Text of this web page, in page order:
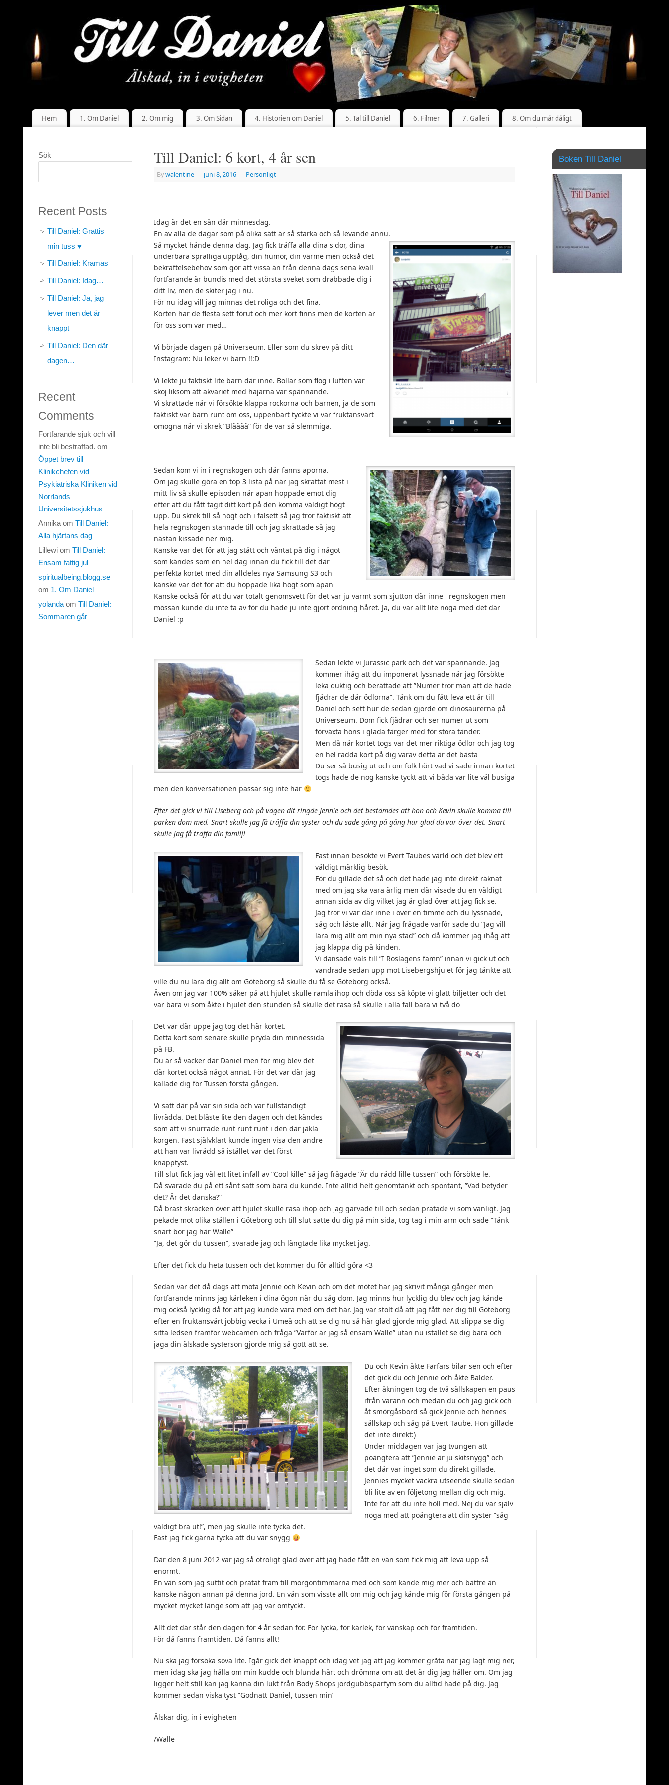
Hem 1. Om Daniel 2. Om mig 3. Om Sidan 4. Historien om Daniel 5. Tal till Daniel 6. Filmer 7. Galleri 8. Om du mår dåligt
Till Daniel: 6 kort, 4 år sen
Bywalentine | juni 8, 2016 | Personligt
Idag är det en sån där minnesdag.
En av alla de dagar som på olika sätt är så starka och så levande ännu.
Så mycket hände denna dag. Jag fick träffa alla dina sidor, dina
underbara spralliga upptåg, din humor, din värme men också det
bekräftelsebehov som gör att vissa än från denna dags sena kväll
fortfarande är bundis med det största sveket som drabbade dig i
ditt liv, men de skiter jag i nu.
För nu idag vill jag minnas det roliga och det fina.
Korten har de flesta sett förut och mer kort finns men de korten är
för oss som var med…
Vi började dagen på Universeum. Eller som du skrev på ditt
Instagram: Nu leker vi barn !!:D
Vi lekte ju faktiskt lite barn där inne. Bollar som flög i luften var
skoj liksom att akvariet med hajarna var spännande.
Vi skrattade när vi försökte klappa rockorna och barnen, ja de som
faktiskt var barn runt om oss, uppenbart tyckte vi var fruktansvärt
omogna när vi skrek ”Blääää” för de var så slemmiga.
Sedan kom vi in i regnskogen och där fanns aporna.
Om jag skulle göra en top 3 lista på när jag skrattat mest i
mitt liv så skulle episoden när apan hoppade emot dig
efter att du fått tagit ditt kort på den komma väldigt högt
upp. Du skrek till så högt och i falsett så jag tror faktiskt att
hela regnskogen stannade till och jag skrattade så jag
nästan kissade ner mig.
Kanske var det för att jag stått och väntat på dig i något
som kändes som en hel dag innan du fick till det där
perfekta kortet med din alldeles nya Samsung S3 och
kanske var det för att du hoppade lika högt som apan.
Kanske också för att du var totalt genomsvett för det var ju varmt som sjutton där inne i regnskogen men
mössan kunde du inte ta av för du hade ju inte gjort ordning håret. Ja, du var allt lite noga med det där
Daniel :p
Sedan lekte vi Jurassic park och det var spännande. Jag
kommer ihåg att du imponerat lyssnade när jag försökte
leka duktig och berättade att ”Numer tror man att de hade
fjädrar de där ödlorna”. Tänk om du fått leva ett år till
Daniel och sett hur de sedan gjorde om dinosaurerna på
Universeum. Dom fick fjädrar och ser numer ut som
förväxta höns i glada färger med för stora tänder.
Men då när kortet togs var det mer riktiga ödlor och jag tog
en hel radda kort på dig varav detta är det bästa
Du ser så busig ut och om folk hört vad vi sade innan kortet
togs hade de nog kanske tyckt att vi båda var lite väl busiga
men den konversationen passar sig inte här
Efter det gick vi till Liseberg och på vägen dit ringde Jennie och det bestämdes att hon och Kevin skulle komma till
parken dom med. Snart skulle jag få träffa din syster och du sade gång på gång hur glad du var över det. Snart
skulle jag få träffa din familj!
Fast innan besökte vi Evert Taubes värld och det blev ett
väldigt märklig besök.
För du gillade det så och det hade jag inte direkt räknat
med om jag ska vara ärlig men där visade du en väldigt
annan sida av dig vilket jag är glad över att jag fick se.
Jag tror vi var där inne i över en timme och du lyssnade,
såg och läste allt. När jag frågade varför sade du ”Jag vill
lära mig allt om min nya stad” och då kommer jag ihåg att
jag klappa dig på kinden.
Vi dansade vals till ”I Roslagens famn” innan vi gick ut och
vandrade sedan upp mot Lisebergshjulet för jag tänkte att
ville du nu lära dig allt om Göteborg så skulle du få se Göteborg också.
Även om jag var 100% säker på att hjulet skulle ramla ihop och döda oss så köpte vi glatt biljetter och det
var bara vi som åkte i hjulet den stunden så skulle det rasa så skulle i alla fall bara vi två dö
Det var där uppe jag tog det här kortet.
Detta kort som senare skulle pryda din minnessida
på FB.
Du är så vacker där Daniel men för mig blev det
där kortet också något annat. För det var där jag
kallade dig för Tussen första gången.
Vi satt där på var sin sida och var fullständigt
livrädda. Det blåste lite den dagen och det kändes
som att vi snurrade runt runt runt i den där jäkla
korgen. Fast självklart kunde ingen visa den andre
att han var livrädd så istället var det först
knäpptyst.
Till slut fick jag väl ett litet infall av ”Cool kille” så jag frågade ”Är du rädd lille tussen” och försökte le.
Då svarade du på ett sånt sätt som bara du kunde. Inte alltid helt genomtänkt och spontant, ”Vad betyder
det? Är det danska?”
Då brast skräcken över att hjulet skulle rasa ihop och jag garvade till och sedan pratade vi som vanligt. Jag
pekade mot olika ställen i Göteborg och till slut satte du dig på min sida, tog tag i min arm och sade ”Tänk
snart bor jag här Walle”
”Ja, det gör du tussen”, svarade jag och längtade lika mycket jag.
Efter det fick du heta tussen och det kommer du för alltid göra <3
Sedan var det då dags att möta Jennie och Kevin och om det mötet har jag skrivit många gånger men
fortfarande minns jag kärleken i dina ögon när du såg dom. Jag minns hur lycklig du blev och jag kände
mig också lycklig då för att jag kunde vara med om det här. Jag var stolt då att jag fått ner dig till Göteborg
efter en fruktansvärt jobbig vecka i Umeå och att se dig nu så här glad gjorde mig glad. Att slippa se dig
sitta ledsen framför webcamen och fråga ”Varför är jag så ensam Walle” utan nu istället se dig bära och
jaga din älskade systerson gjorde mig så gott att se.
Du och Kevin åkte Farfars bilar sen och efter
det gick du och Jennie och åkte Balder.
Efter åkningen tog de två sällskapen en paus
ifrån varann och medan du och jag gick och
åt smörgåsbord så gick Jennie och hennes
sällskap och såg på Evert Taube. Hon gillade
det inte direkt:)
Under middagen var jag tvungen att
poängtera att ”Jennie är ju skitsnygg” och
det där var inget som du direkt gillade.
Jennies mycket vackra utseende skulle sedan
bli lite av en följetong mellan dig och mig.
Inte för att du inte höll med. Nej du var själv
noga med att poängtera att din syster ”såg
väldigt bra ut!”, men jag skulle inte tycka det.
Fast jag fick gärna tycka att du var snygg
Där den 8 juni 2012 var jag så otroligt glad över att jag hade fått en vän som fick mig att leva upp så
enormt.
En vän som jag suttit och pratat fram till morgontimmarna med och som kände mig mer och bättre än
kanske någon annan på denna jord. En vän som visste allt om mig och jag kände mig för första gången på
mycket mycket länge som att jag var omtyckt.
Allt det där står den dagen för 4 år sedan för. För lycka, för kärlek, för vänskap och för framtiden.
För då fanns framtiden. Då fanns allt!
Nu ska jag försöka sova lite. Igår gick det knappt och idag vet jag att jag kommer gråta när jag lagt mig ner,
men idag ska jag hålla om min kudde och blunda hårt och drömma om att det är dig jag håller om. Om jag
ligger helt still kan jag känna din lukt från Body Shops jordgubbsparfym som du alltid hade på dig. Jag
kommer sedan viska tyst ”Godnatt Daniel, tussen min”
Älskar dig, in i evigheten
/Walle
Sök
Sök
Recent Posts
Till Daniel: Grattis
min tuss ♥
Till Daniel: Kramas
Till Daniel: Idag…
Till Daniel: Ja, jag
lever men det är
knappt
Till Daniel: Den där
dagen…
Recent
Comments
Fortfarande sjuk och vill
inte bli bestraffad. om
Öppet brev till
Klinikchefen vid
Psykiatriska Kliniken vid
Norrlands
Universitetssjukhus
Annika om Till Daniel:
Alla hjärtans dag
Lillewi om Till Daniel:
Ensam fattig jul
spiritualbeing.blogg.se
om 1. Om Daniel
yolanda om Till Daniel:
Sommaren går
Boken Till Daniel